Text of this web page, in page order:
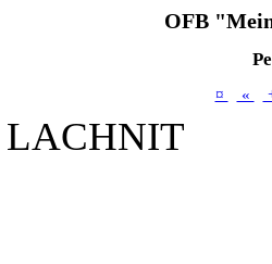
OFB
¤ «
LACHNIT